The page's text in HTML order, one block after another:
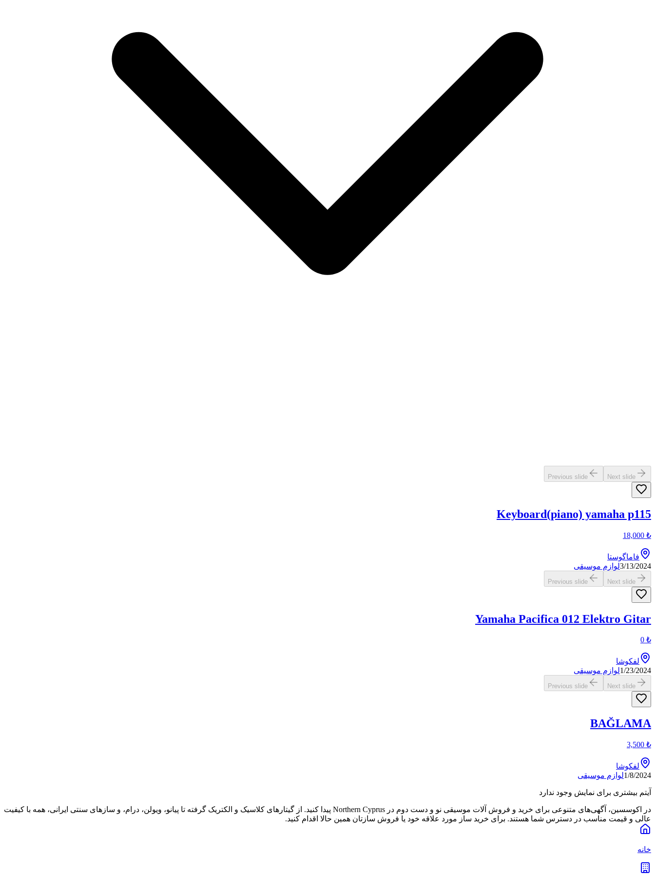
Next slide
Previous slide
Keyboard(piano) yamaha p115
₺
18,000
فاماگوستا
3/13/2024لوازم موسیقی
Next slide
Previous slide
Yamaha Pacifica 012 Elektro Gitar
₺
0
لفکوشا
1/23/2024لوازم موسیقی
Next slide
Previous slide
BAĞLAMA
₺
3,500
لفکوشا
1/8/2024لوازم موسیقی
آیتم بیشتری برای نمایش وجود ندارد
در اکوسسین، آگهی‌های متنوعی برای خرید و فروش آلات موسیقی نو و دست دوم در Northern Cyprus پیدا کنید. از گیتارهای کلاسیک و الکتریک گرفته تا پیانو، ویولن، درام، و سازهای سنتی ایرانی، همه با کیفیت
عالی و قیمت مناسب در دسترس شما هستند. برای خرید ساز مورد علاقه خود یا فروش سازتان همین حالا اقدام کنید.
خانه